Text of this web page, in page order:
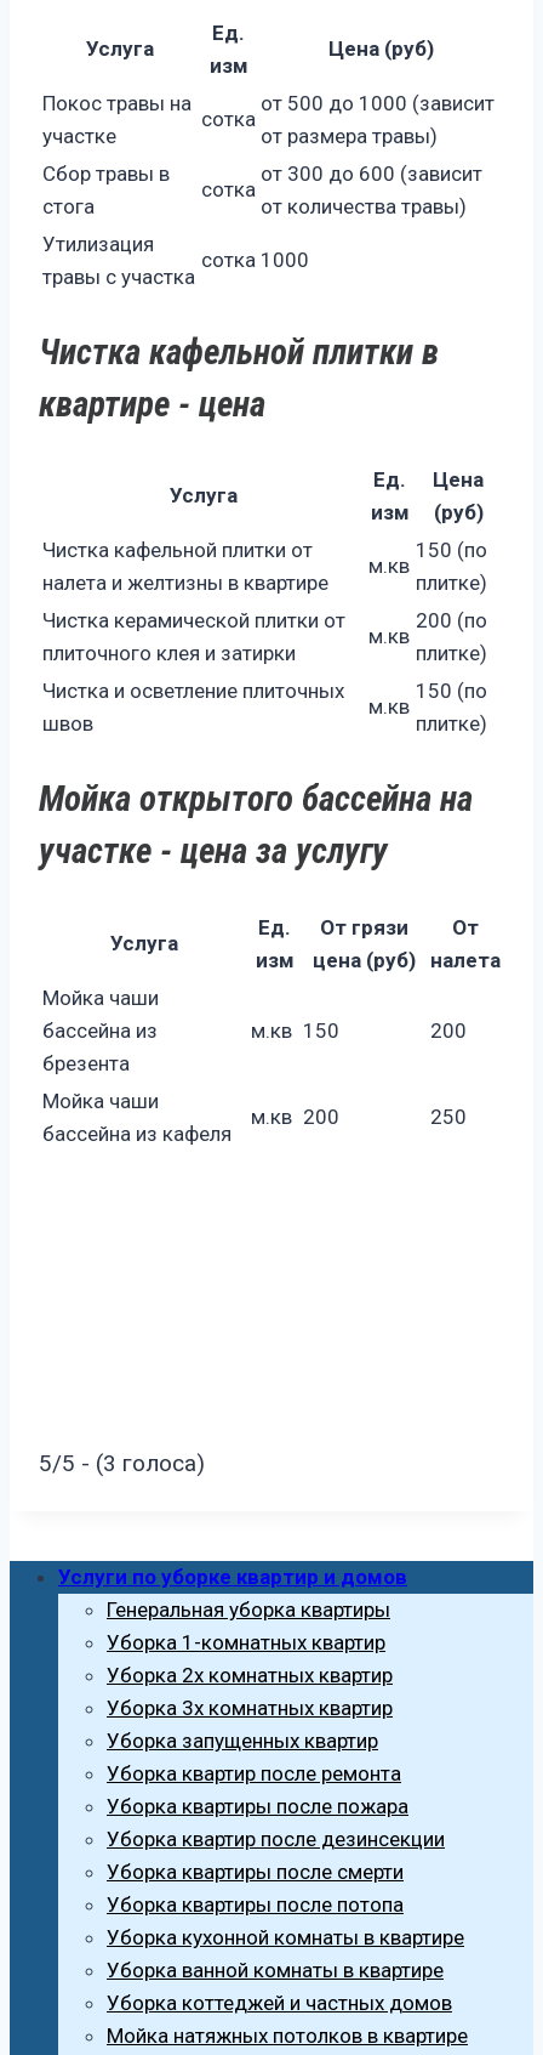
Услуга
Ед.
изм
Цена (руб)
Покос травы на
участке
сотка
от 500 до 1000 (зависит
от размера травы)
Сбор травы в
стога
сотка
от 300 до 600 (зависит
от количества травы)
Утилизация
травы с участка
сотка 1000
Чистка кафельной плитки в
квартире - цена
Услуга
Ед.
изм
Цена
(руб)
Чистка кафельной плитки от
налета и желтизны в квартире
м.кв
150 (по
плитке)
Чистка керамической плитки от
плиточного клея и затирки
м.кв
200 (по
плитке)
Чистка и осветление плиточных
швов
м.кв
150 (по
плитке)
Мойка открытого бассейна на
участке - цена за услугу
Услуга
Ед.
изм
От грязи
цена (руб)
От
налета
Мойка чаши
бассейна из
брезента
м.кв 150 200
Мойка чаши
бассейна из кафеля
м.кв 200 250
5/5 - (3 голоса)
Услуги по уборке квартир и домов
Генеральная уборка квартиры
Уборка 1-комнатных квартир
Уборка 2х комнатных квартир
Уборка 3х комнатных квартир
Уборка запущенных квартир
Уборка квартир после ремонта
Уборка квартиры после пожара
Уборка квартир после дезинсекции
Уборка квартиры после смерти
Уборка квартиры после потопа
Уборка кухонной комнаты в квартире
Уборка ванной комнаты в квартире
Уборка коттеджей и частных домов
Мойка натяжных потолков в квартире